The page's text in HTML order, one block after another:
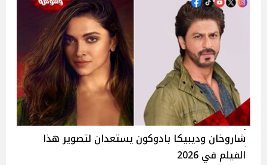
شاروخان وديبيكا بادوكون يستعدان لتصوير هذا
الفيلم في 2026